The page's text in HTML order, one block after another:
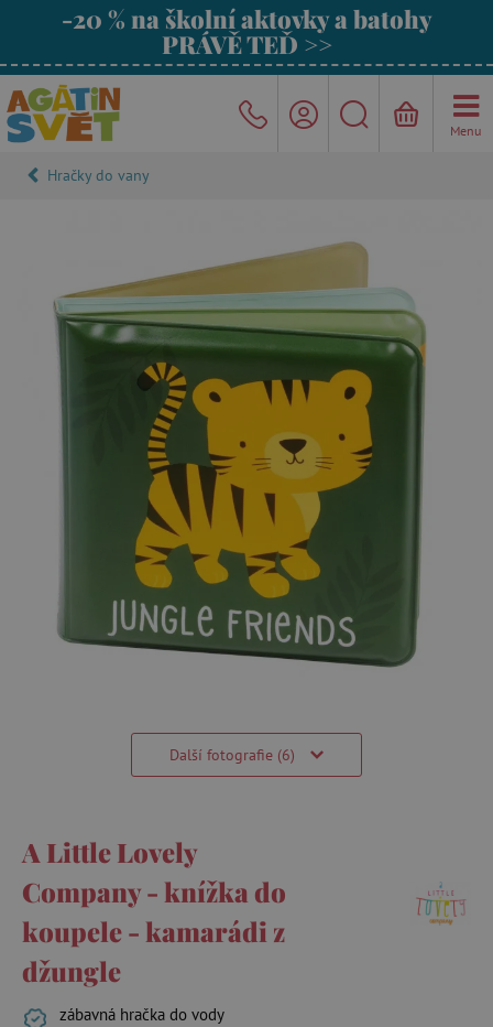
-20 % na školní aktovky a batohy
PRÁVĚ TEĎ >>
Menu
Hračky do vany
Další fotografie (6)
A Little Lovely
Company - knížka do
koupele - kamarádi z
džungle
zábavná hračka do vody